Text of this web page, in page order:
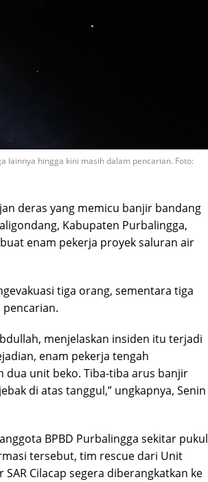
lainnya hingga kini masih dalam pencarian. Foto:
deras yang memicu banjir bandang
Kabupaten Purbalingga,
enam pekerja proyek saluran air
tiga orang, sementara tiga
menjelaskan insiden itu terjadi
enam pekerja tengah
dua unit beko. Tiba-tiba arus banjir
di atas tanggul,” ungkapnya, Senin
BPBD Purbalingga sekitar pukul
tersebut, tim rescue dari Unit
SAR Cilacap segera diberangkatkan ke